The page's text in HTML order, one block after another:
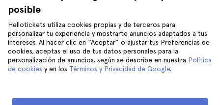
posible
Hellotickets utiliza cookies propias y de terceros para
personalizar tu experiencia y mostrarte anuncios adaptados a tus
intereses. Al hacer clic en “Aceptar” o ajustar tus Preferencias de
cookies, aceptas el uso de tus datos personales para la
personalización de anuncios, según se describe en nuestra Política
de cookies y en los Términos y Privacidad de Google.